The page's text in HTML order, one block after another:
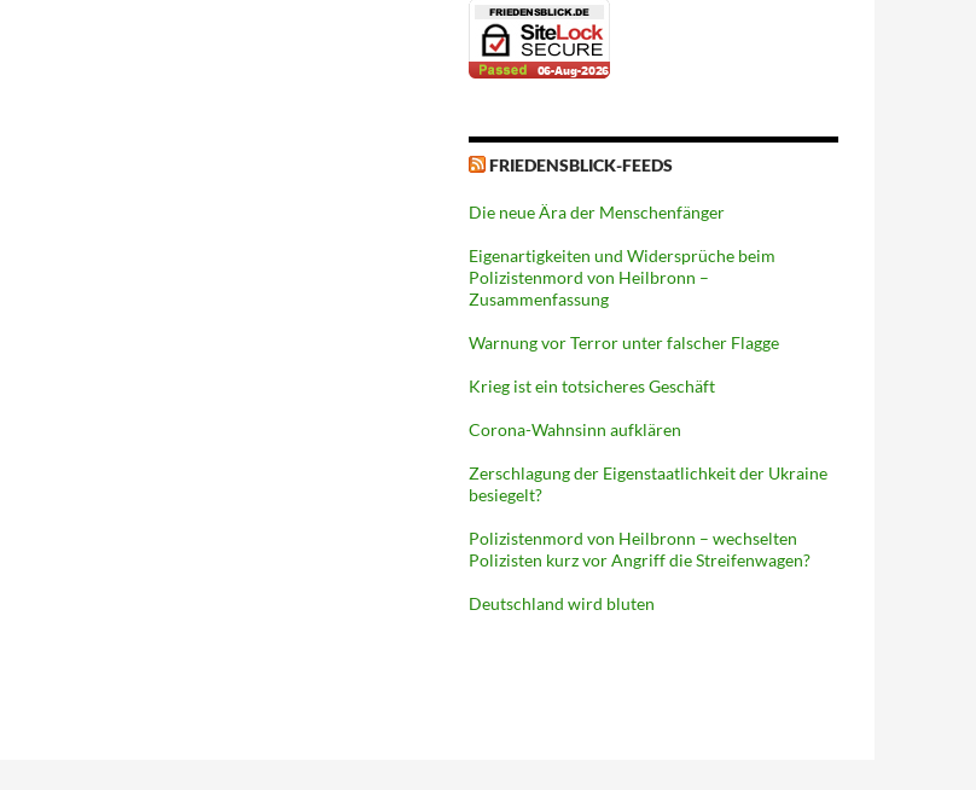
FRIEDENSBLICK-FEEDS
Die neue Ära der Menschenfänger
Eigenartigkeiten und Widersprüche beim
Polizistenmord von Heilbronn –
Zusammenfassung
Warnung vor Terror unter falscher Flagge
Krieg ist ein totsicheres Geschäft
Corona-Wahnsinn aufklären
Zerschlagung der Eigenstaatlichkeit der Ukraine
besiegelt?
Polizistenmord von Heilbronn – wechselten
Polizisten kurz vor Angriff die Streifenwagen?
Deutschland wird bluten